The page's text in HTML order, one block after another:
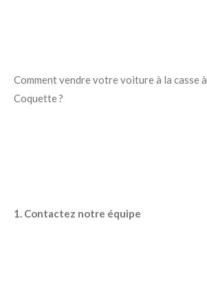
Comment vendre votre voiture à la casse
Coquette ?
1. Contactez notre équipe